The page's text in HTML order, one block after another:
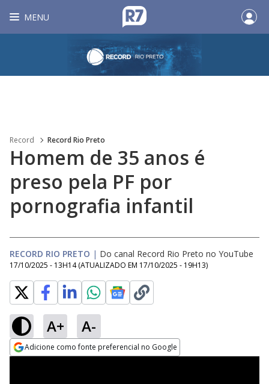
MENU
Record Record Rio Preto
Homem de 35 anos é
preso pela PF por
pornografia infantil
RECORD RIO PRETO | Do canal Record Rio Preto no YouTube
17/10/2025 - 13H14 (ATUALIZADO EM 17/10/2025 - 19H13)
A+ A-
Adicione como fonte preferencial no Google